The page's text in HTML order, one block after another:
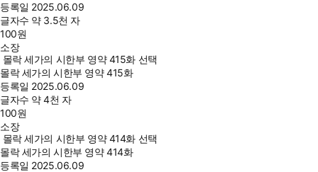
등록일 2025.06.09
글자수 약 3.5천 자
100원
소장
몰락 세가의 시한부 영약 415화 선택
몰락 세가의 시한부 영약 415화
등록일 2025.06.09
글자수 약 4천 자
100원
소장
몰락 세가의 시한부 영약 414화 선택
몰락 세가의 시한부 영약 414화
등록일 2025.06.09